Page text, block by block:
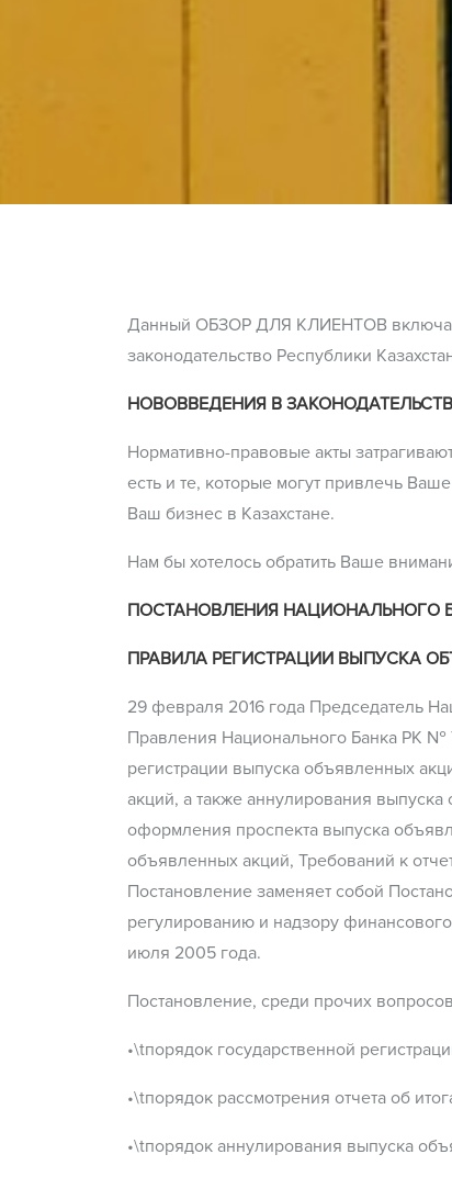
Данный ОБЗОР ДЛЯ КЛИЕНТОВ
законодательство Республики
НОВОВВЕДЕНИЯ В
Нормативно-правовые акты
есть и те, которые могут привлечь
Ваш бизнес в Казахстане.
Нам бы хотелось обратить Ваше
ПОСТАНОВЛЕНИЯ НАЦИОНАЛЬНОГО
ПРАВИЛА РЕГИСТРАЦИИ ВЫПУСКА
29 февраля 2016 года Председатель
Правления Национального Банка РК №
регистрации выпуска объявленных
акций, а также аннулирования
оформления проспекта выпуска
объявленных акций, Требований к
Постановление заменяет собой
регулированию и надзору
июля 2005 года.
Постановление, среди прочих
•\tпорядок государственной
•\tпорядок рассмотрения отчета об
•\tпорядок аннулирования выпуска